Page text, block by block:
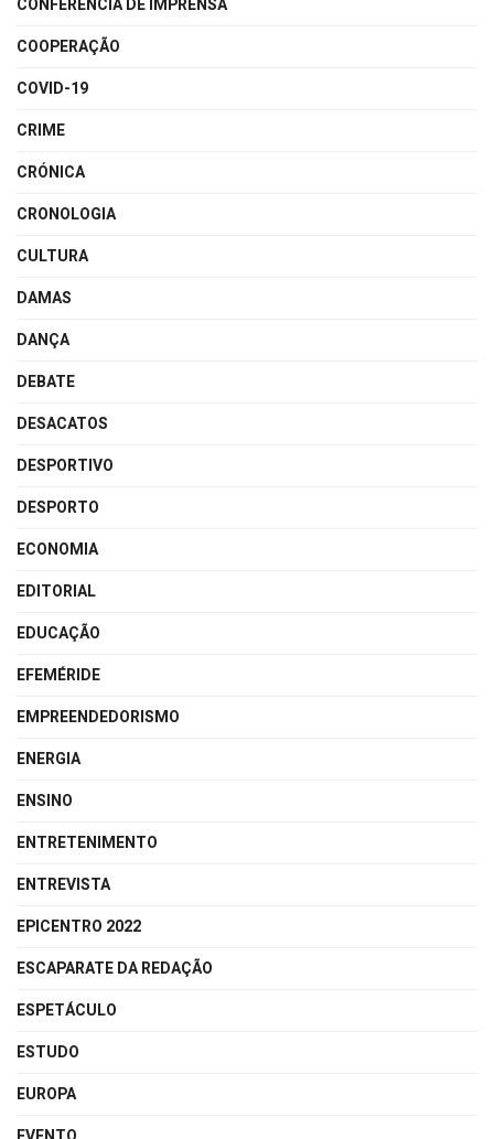
CONFERÊNCIA DE IMPRENSA
COOPERAÇÃO
COVID-19
CRIME
CRÓNICA
CRONOLOGIA
CULTURA
DAMAS
DANÇA
DEBATE
DESACATOS
DESPORTIVO
DESPORTO
ECONOMIA
EDITORIAL
EDUCAÇÃO
EFEMÉRIDE
EMPREENDEDORISMO
ENERGIA
ENSINO
ENTRETENIMENTO
ENTREVISTA
EPICENTRO 2022
ESCAPARATE DA REDAÇÃO
ESPETÁCULO
ESTUDO
EUROPA